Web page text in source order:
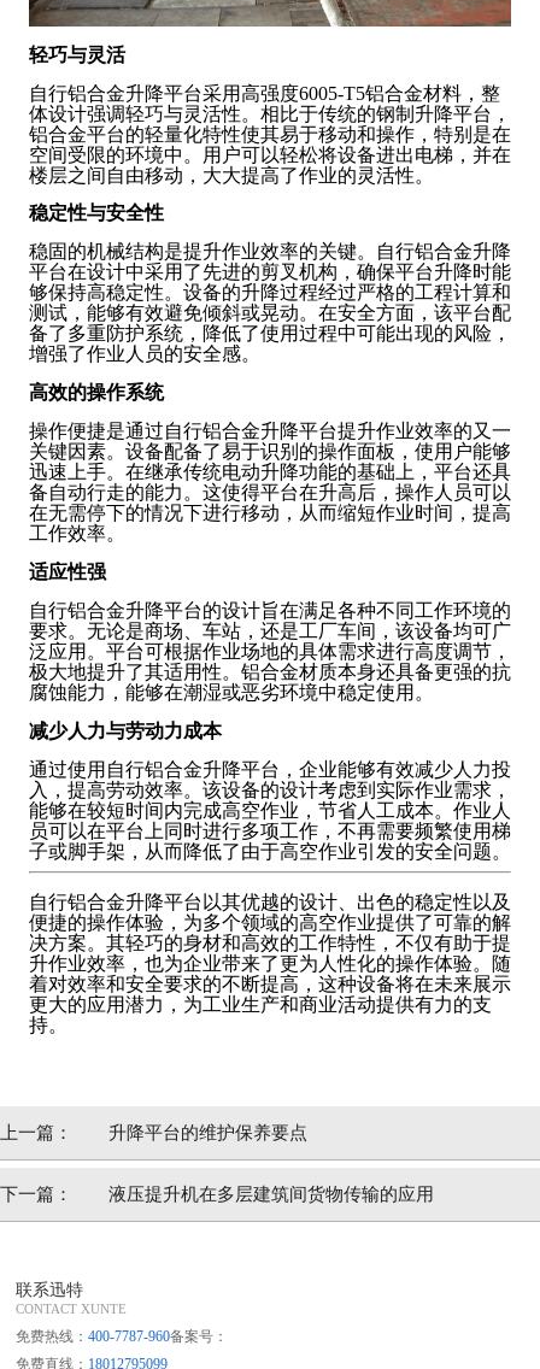
轻巧与灵活
自行铝合金升降平台采用高强度6005-T5铝合金材料，整
体设计强调轻巧与灵活性。相比于传统的钢制升降平台，
铝合金平台的轻量化特性使其易于移动和操作，特别是在
空间受限的环境中。用户可以轻松将设备进出电梯，并在
楼层之间自由移动，大大提高了作业的灵活性。
稳定性与安全性
稳固的机械结构是提升作业效率的关键。自行铝合金升降
平台在设计中采用了先进的剪叉机构，确保平台升降时能
够保持高稳定性。设备的升降过程经过严格的工程计算和
测试，能够有效避免倾斜或晃动。在安全方面，该平台配
备了多重防护系统，降低了使用过程中可能出现的风险，
增强了作业人员的安全感。
高效的操作系统
操作便捷是通过自行铝合金升降平台提升作业效率的又一
关键因素。设备配备了易于识别的操作面板，使用户能够
迅速上手。在继承传统电动升降功能的基础上，平台还具
备自动行走的能力。这使得平台在升高后，操作人员可以
在无需停下的情况下进行移动，从而缩短作业时间，提高
工作效率。
适应性强
自行铝合金升降平台的设计旨在满足各种不同工作环境的
要求。无论是商场、车站，还是工厂车间，该设备均可广
泛应用。平台可根据作业场地的具体需求进行高度调节，
极大地提升了其适用性。铝合金材质本身还具备更强的抗
腐蚀能力，能够在潮湿或恶劣环境中稳定使用。
减少人力与劳动力成本
通过使用自行铝合金升降平台，企业能够有效减少人力投
入，提高劳动效率。该设备的设计考虑到实际作业需求，
能够在较短时间内完成高空作业，节省人工成本。作业人
员可以在平台上同时进行多项工作，不再需要频繁使用梯
子或脚手架，从而降低了由于高空作业引发的安全问题。
自行铝合金升降平台以其优越的设计、出色的稳定性以及
便捷的操作体验，为多个领域的高空作业提供了可靠的解
决方案。其轻巧的身材和高效的工作特性，不仅有助于提
升作业效率，也为企业带来了更为人性化的操作体验。随
着对效率和安全要求的不断提高，这种设备将在未来展示
更大的应用潜力，为工业生产和商业活动提供有力的支
持。
上一篇： 升降平台的维护保养要点
下一篇： 液压提升机在多层建筑间货物传输的应用
联系迅特
CONTACT XUNTE
免费热线：400-7787-960备案号：
免费直线： 18012795099